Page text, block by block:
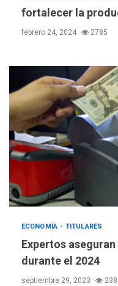
fortalecer la
febrero 24, 2024 2785
ECONOMÍA TITULARES
Expertos
durante el 2024
septiembre 29, 2023